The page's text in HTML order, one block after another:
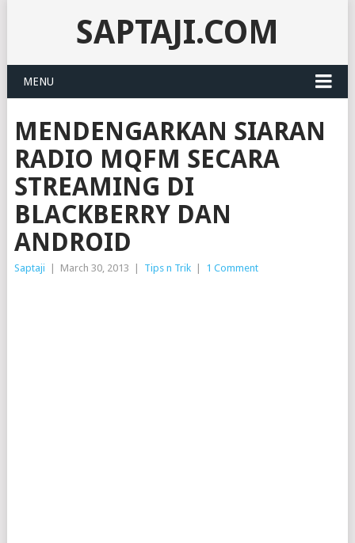
SAPTAJI.COM
MENU
MENDENGARKAN SIARAN
RADIO MQFM SECARA
STREAMING DI
BLACKBERRY DAN
ANDROID
Saptaji March 30, 2013 Tips n Trik 1 Comment